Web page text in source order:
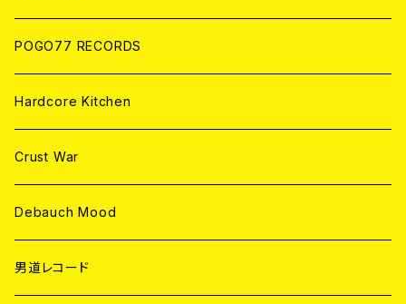
POGO77 RECORDS
Hardcore Kitchen
Crust War
Debauch Mood
男道レコード